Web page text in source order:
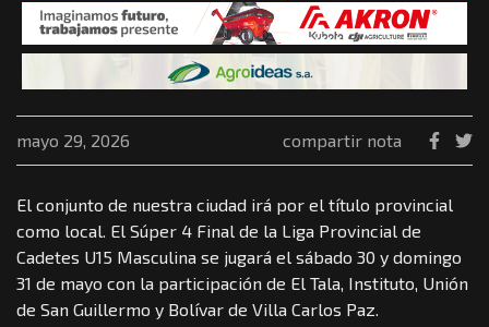
mayo 29, 2026 compartir nota
El conjunto de nuestra ciudad irá por el título provincial
como local. El Súper 4 Final de la Liga Provincial de
Cadetes U15 Masculina se jugará el sábado 30 y domingo
31 de mayo con la participación de El Tala, Instituto, Unión
de San Guillermo y Bolívar de Villa Carlos Paz.